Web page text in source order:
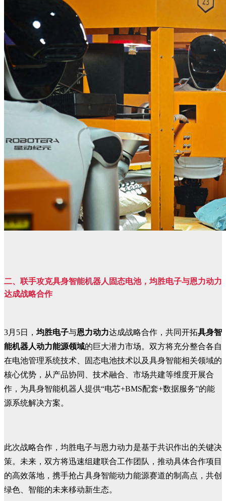
二、 联手攻克具身智能机器人固态电池，均胜电子与恩力动力
达成战略合作
3月5日， 均胜电子与恩力动力达成战略合作，共同开拓具身智
能机器人动力能源领域的巨大潜力市场。 双方将充分整合各自
在电池管理系统技术、固态电池技术以及具身智能相关领域的
核心优势，从产品协同、技术融合、市场共建等维度开展合
作，为具身智能机器人提供“电芯+BMS配套+数据服务”的能
源系统解决方案。
此次战略合作，均胜电子与恩力动力是基于共识作出的关键决
策。未来，双方将迅速组建联合工作团队，推动具体合作项目
的高效落地，携手抢占具身智能动力能源赛道的制高点，共创
绿色、智能的未来移动新生态。